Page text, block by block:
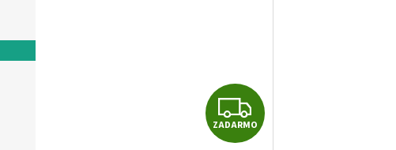
Z
A
ZADARMO